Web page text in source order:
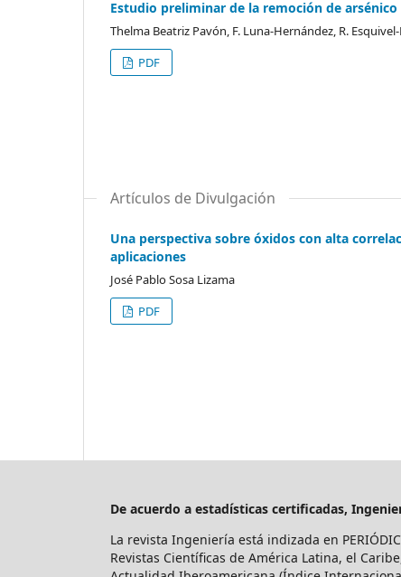
Estudio preliminar de la remoción de arsénico
Thelma Beatriz Pavón, F. Luna-Hernández, R.
PDF
Artículos de Divulgación
Una perspectiva sobre óxidos con alta
aplicaciones
José Pablo Sosa Lizama
PDF
De acuerdo a estadísticas certificadas,
La revista Ingeniería está indizada en
Revistas Científicas de América Latina, el